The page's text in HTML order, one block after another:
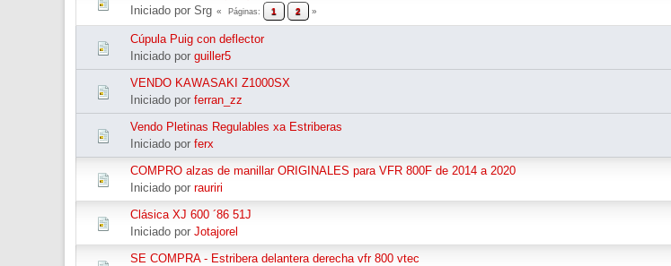
Iniciado por Srg
Páginas 1 2
Cúpula Puig con deflector
Iniciado por guiller5
VENDO KAWASAKI Z1000SX
Iniciado por ferran_zz
Vendo Pletinas Regulables xa Estriberas
Iniciado por ferx
COMPRO alzas de manillar ORIGINALES para VFR 800F de 2014 a 2020
Iniciado por rauriri
Clásica XJ 600 ´86 51J
Iniciado por Jotajorel
SE COMPRA - Estribera delantera derecha vfr 800 vtec